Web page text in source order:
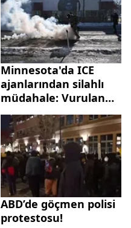
Minnesota'da ICE
ajanlarından silahlı
müdahale: Vurulan
kişinin kimliği belli
oldu
ABD’de göçmen polisi
protestosu!